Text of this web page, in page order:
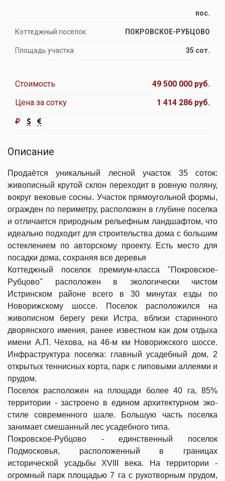
пос.
Коттеджный посёлок ПОКРОВСКОЕ-РУБЦОВО
Площадь участка 35 сот.
Стоимость
49 500 000 руб.
Цена за сотку
1 414 286 руб.
Описание
Продаётся уникальный лесной участок 35 соток:
живописный крутой склон переходит в ровную поляну,
вокруг вековые сосны. Участок прямоугольной формы,
огражден по периметру, расположен в глубине поселка
и отличается природным рельефным ландшафтом, что
идеально подходит для строительства дома с большим
остеклением по авторскому проекту. Есть место для
посадки дома, сохраняя все деревья
Коттеджный поселок премиум-класса "Покровское-
Рубцово" расположен в экологически чистом
Истринском районе всего в 30 минутах езды по
Новорижскому шоссе. Поселок расположился на
живописном берегу реки Истра, вблизи старинного
дворянского имения, ранее известном как дом отдыха
имени А.П. Чехова, на 46-м км Новорижского шоссе.
Инфраструктура поселка: главный усадебный дом, 2
открытых теннисных корта, парк с липовыми аллеями и
прудом.
Поселок расположен на площади более 40 га, 85%
территории - застроено в едином архитектурном эко-
стиле современного шале. Большую часть поселка
занимает смешанный лес усадебного типа.
Покровское-Рубцово - единственный поселок
Подмосковья, расположенный в границах
исторической усадьбы XVIII века. На территории -
огромный парк площадью 7 га с рукотворным прудом,